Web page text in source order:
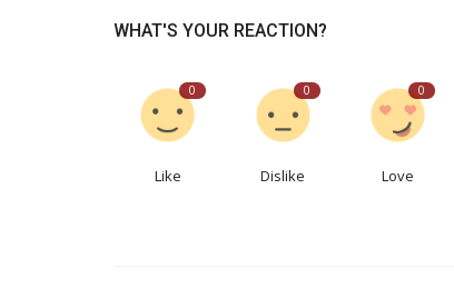
WHAT'S YOUR REACTION?
0
Like
0
Dislike
0
Love